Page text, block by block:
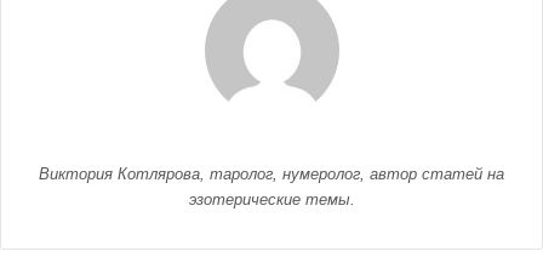
Виктория Котлярова, таролог, нумеролог, автор статей на
эзотерические темы.